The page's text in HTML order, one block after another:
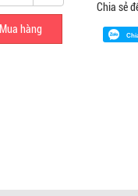
Mua hàng
Chia sẻ